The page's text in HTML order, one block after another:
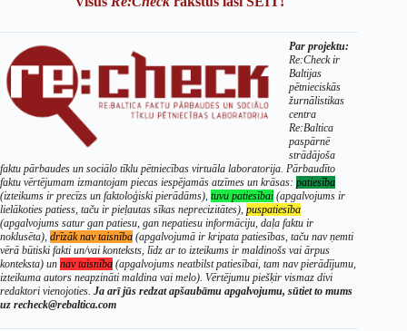
Par projektu:
Re:Check ir
Baltijas
pētnieciskās
žurnālistikas
centra
Re:Baltica
paspārnē
strādājoša
faktu pārbaudes un sociālo tīklu pētniecības virtuāla laboratorija. Pārbaudīto
faktu vērtējumam izmantojam piecas iespējamās atzīmes un krāsas: patiesība
(izteikums ir precīzs un faktoloģiski pierādāms), tuvu patiesībai (apgalvojums ir
lielākoties patiess, taču ir pieļautas sīkas neprecizitātes), puspatiesība
(apgalvojums satur gan patiesu, gan nepatiesu informāciju, daļa faktu ir
noklusēta), drīzāk nav taisnība (apgalvojumā ir kripata patiesības, taču nav ņemti
vērā būtiski fakti un/vai konteksts, līdz ar to izteikums ir maldinošs vai ārpus
konteksta) un nav taisnība (apgalvojums neatbilst patiesībai, tam nav pierādījumu,
izteikuma autors neapzināti maldina vai melo). Vērtējumu piešķir vismaz divi
redaktori vienojoties. Ja arī jūs redzat apšaubāmu apgalvojumu, sūtiet to mums
uz recheck@rebaltica.com